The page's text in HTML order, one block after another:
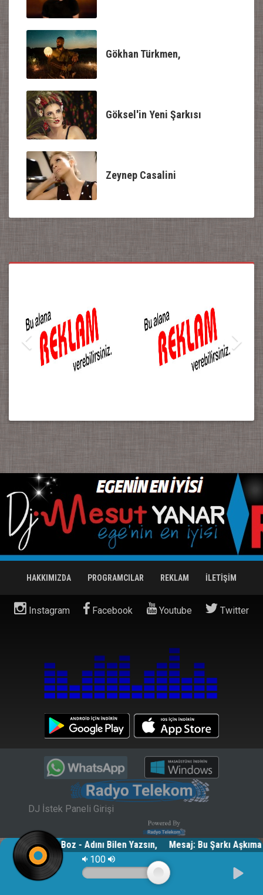
Gökhan Türkmen,
Göksel'in Yeni Şarkısı
Zeynep Casalini
HAKKIMIZDA PROGRAMCILAR REKLAM İLETİŞİM
Instagram Facebook Youtube Twitter
DJ İstek Paneli Girişi
100
Murat Boz - Adını Bilen Yazsın, Mesaj: Bu Şarkı